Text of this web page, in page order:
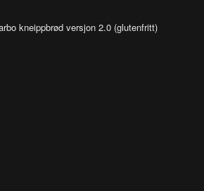
kneippbrød versjon 2.0 (glutenfritt)